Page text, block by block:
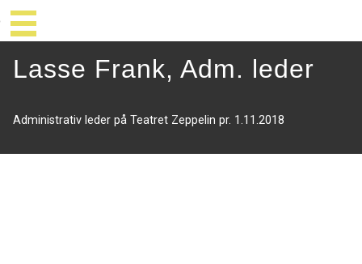
Lasse Frank, Adm. leder
Administrativ leder på Teatret Zeppelin pr. 1.11.2018